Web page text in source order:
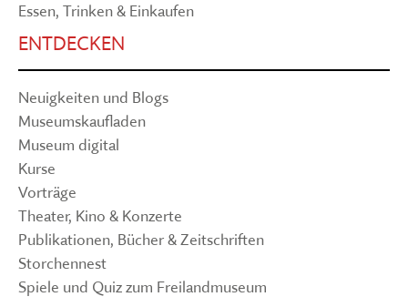
Essen, Trinken & Einkaufen
ENTDECKEN
Neuigkeiten und Blogs
Museumskaufladen
Museum digital
Kurse
Vorträge
Theater, Kino & Konzerte
Publikationen, Bücher & Zeitschriften
Storchennest
Spiele und Quiz zum Freilandmuseum